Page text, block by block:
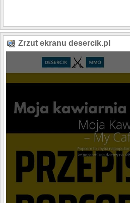
Zrzut ekranu desercik.pl